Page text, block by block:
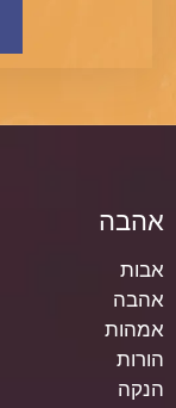
אהבה
אבות
אהבה
אמהות
הורות
הנקה